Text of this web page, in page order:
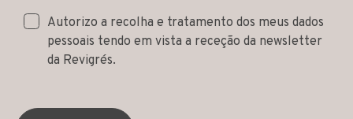
Autorizo a recolha e tratamento dos meus dados
pessoais tendo em vista a receção da newsletter
da Revigrés.